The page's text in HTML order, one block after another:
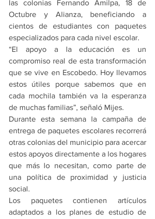
las colonias Fernando Amilpa, 18 de
Octubre y Alianza, beneficiando a
cientos de estudiantes con paquetes
especializados para cada nivel escolar.
“El apoyo a la educación es un
compromiso real de esta transformación
que se vive en Escobedo. Hoy llevamos
estos útiles porque sabemos que en
cada mochila también va la esperanza
de muchas familias”, señaló Mijes.
Durante esta semana la campaña de
entrega de paquetes escolares recorrerá
otras colonias del municipio para acercar
estos apoyos directamente a los hogares
que más lo necesitan, como parte de
una política de proximidad y justicia
social.
Los paquetes contienen artículos
adaptados a los planes de estudio de